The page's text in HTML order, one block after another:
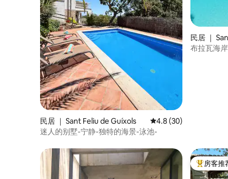
民居 ｜ Sant Feliu de Guíxols 平均评分 4.8 分（满分
4.8 (30)
迷人的别墅-宁静-独特的海景-泳池-
民居 ｜
布拉瓦海
热门「房
房客推